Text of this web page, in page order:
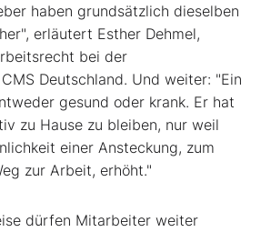
haben grundsätzlich dieselben
erläutert Esther Dehmel,
bei der
Deutschland. Und weiter: "Ein
gesund oder krank. Er hat
zu Hause zu bleiben, nur weil
einer Ansteckung, zum
zur Arbeit, erhöht."
dürfen Mitarbeiter weiter